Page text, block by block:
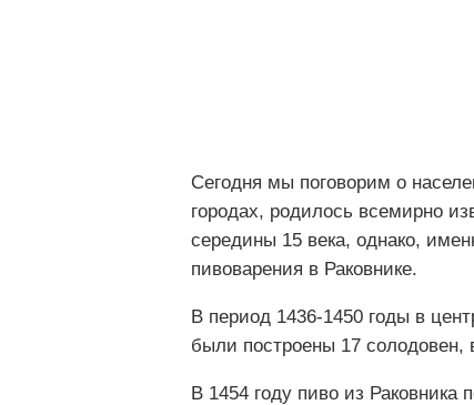
Сегодня мы поговорим о
городах, родилось всемирно
середины 15 века, однако,
пивоварения в Раковнике.
В период 1436-1450 годы в
были построены 17 солодовен,
В 1454 году пиво из Раковника